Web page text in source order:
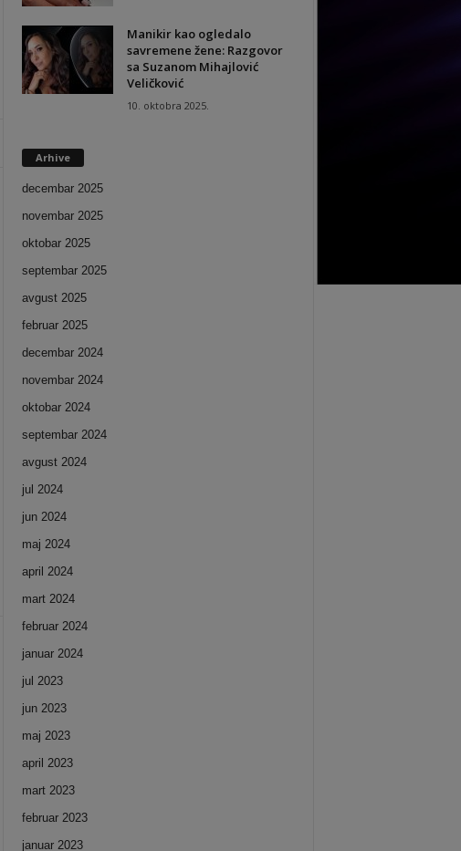
Manikir kao ogledalo
savremene žene: Razgovor
sa Suzanom Mihajlović
Veličković
10. oktobra 2025.
Arhive
decembar 2025
novembar 2025
oktobar 2025
septembar 2025
avgust 2025
februar 2025
decembar 2024
novembar 2024
oktobar 2024
septembar 2024
avgust 2024
jul 2024
jun 2024
maj 2024
april 2024
mart 2024
februar 2024
januar 2024
jul 2023
jun 2023
maj 2023
april 2023
mart 2023
februar 2023
januar 2023